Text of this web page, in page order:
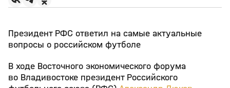
Президент РФС ответил на самые актуальные
вопросы о российском футболе
В ходе Восточного экономического форума
во Владивостоке президент Российского